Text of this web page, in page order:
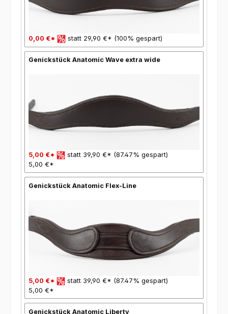
0,00 €* statt 29,90 €* (100% gespart)
Genickstück Anatomic Wave extra wide
5,00 €*
statt 39,90 €* (87.47% gespart)
5,00 €*
Genickstück Anatomic Flex-Line
5,00 €*
statt 39,90 €* (87.47% gespart)
5,00 €*
Genickstück Anatomic Liberty